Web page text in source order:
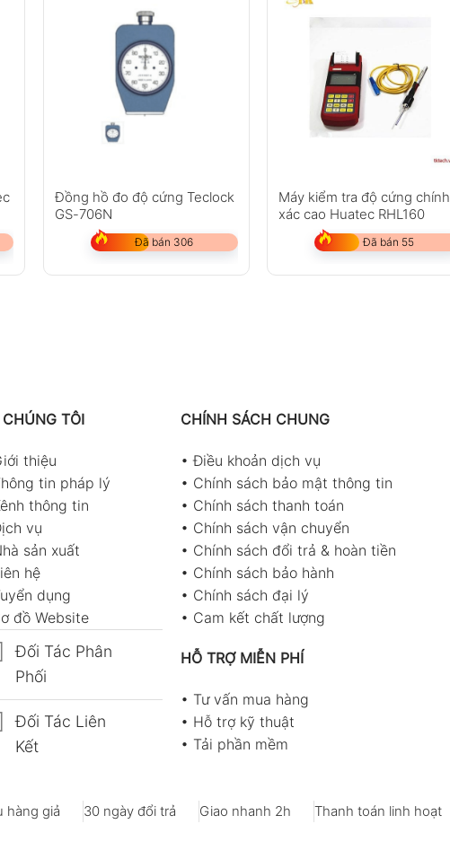
Đồng hồ đo độ cứng Teclock
GS-706N
Đã bán 306
Máy kiểm tra độ cứng chính
xác cao Huatec RHL160
Đã bán 55
TÔI
thiệu
tin pháp lý
thông tin
vụ
sản xuất
hệ
dụng
đồ Website
Đối Tác Phân
Phối
Đối Tác Liên
Kết
CHÍNH SÁCH CHUNG
•Điều khoản dịch vụ
• Chính sách bảo mật thông tin
• Chính sách thanh toán
• Chính sách vận chuyển
• Chính sách đổi trả & hoàn tiền
• Chính sách bảo hành
• Chính sách đại lý
• Cam kết chất lượng
HỖ TRỢ MIỄN PHÍ
• Tư vấn mua hàng
• Hỗ trợ kỹ thuật
• Tải phần mềm
hàng giả 30 ngày đổi trả Giao nhanh 2h Thanh toán linh hoạt